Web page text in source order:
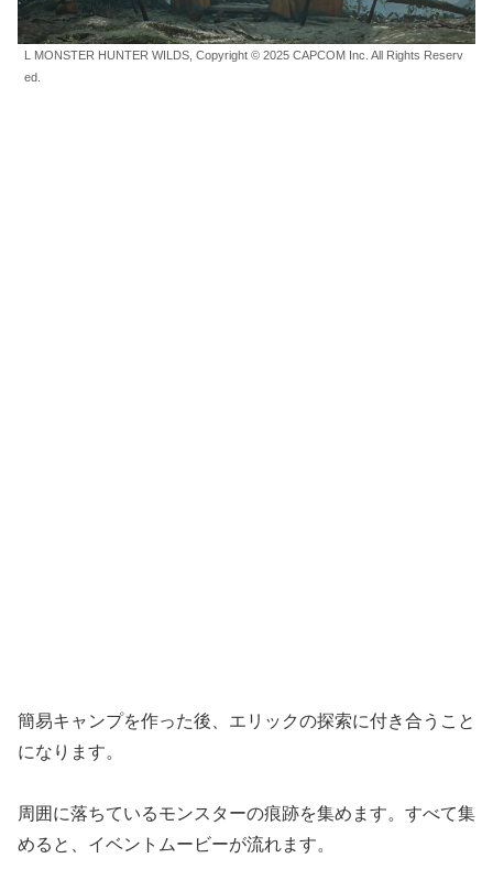
L MONSTER HUNTER WILDS, Copyright © 2025 CAPCOM Inc. All Rights Reserv
ed.
簡易キャンプを作った後、エリックの探索に付き合うこと
になります。
周囲に落ちているモンスターの痕跡を集めます。すべて集
めると、イベントムービーが流れます。